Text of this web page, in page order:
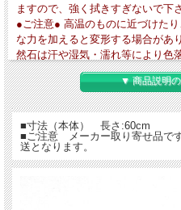
ますので、強く拭きすぎないで下
●ご注意● 高温のものに近づけた
な力を加えると変形する場合があ
然石は汗や湿気・濡れ等により色
で、お気をつけ下さい。【送
▼ 商品説明
■寸法（本体） 長さ:60cm
■ご注意 メーカー取り寄せ品で
送となります。